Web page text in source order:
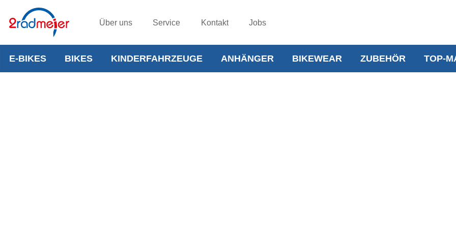
Über uns Service Kontakt Jobs
E-BIKES BIKES KINDERFAHRZEUGE ANHÄNGER BIKEWEAR ZUBEHÖR TOP-